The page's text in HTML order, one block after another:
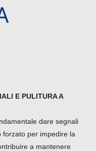
E PULITURA A
dare segnali
forzato per impedire la
a mantenere